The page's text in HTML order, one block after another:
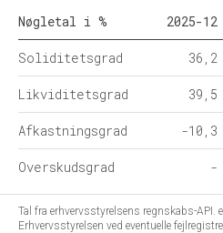
Nøgletal i % 2025-12
Soliditetsgrad 36,2
Likviditetsgrad 39,5
Afkastningsgrad -10,3
Overskudsgrad -
Tal fra erhvervsstyrelsens regnskabs-API.
Erhvervsstyrelsen ved eventuelle